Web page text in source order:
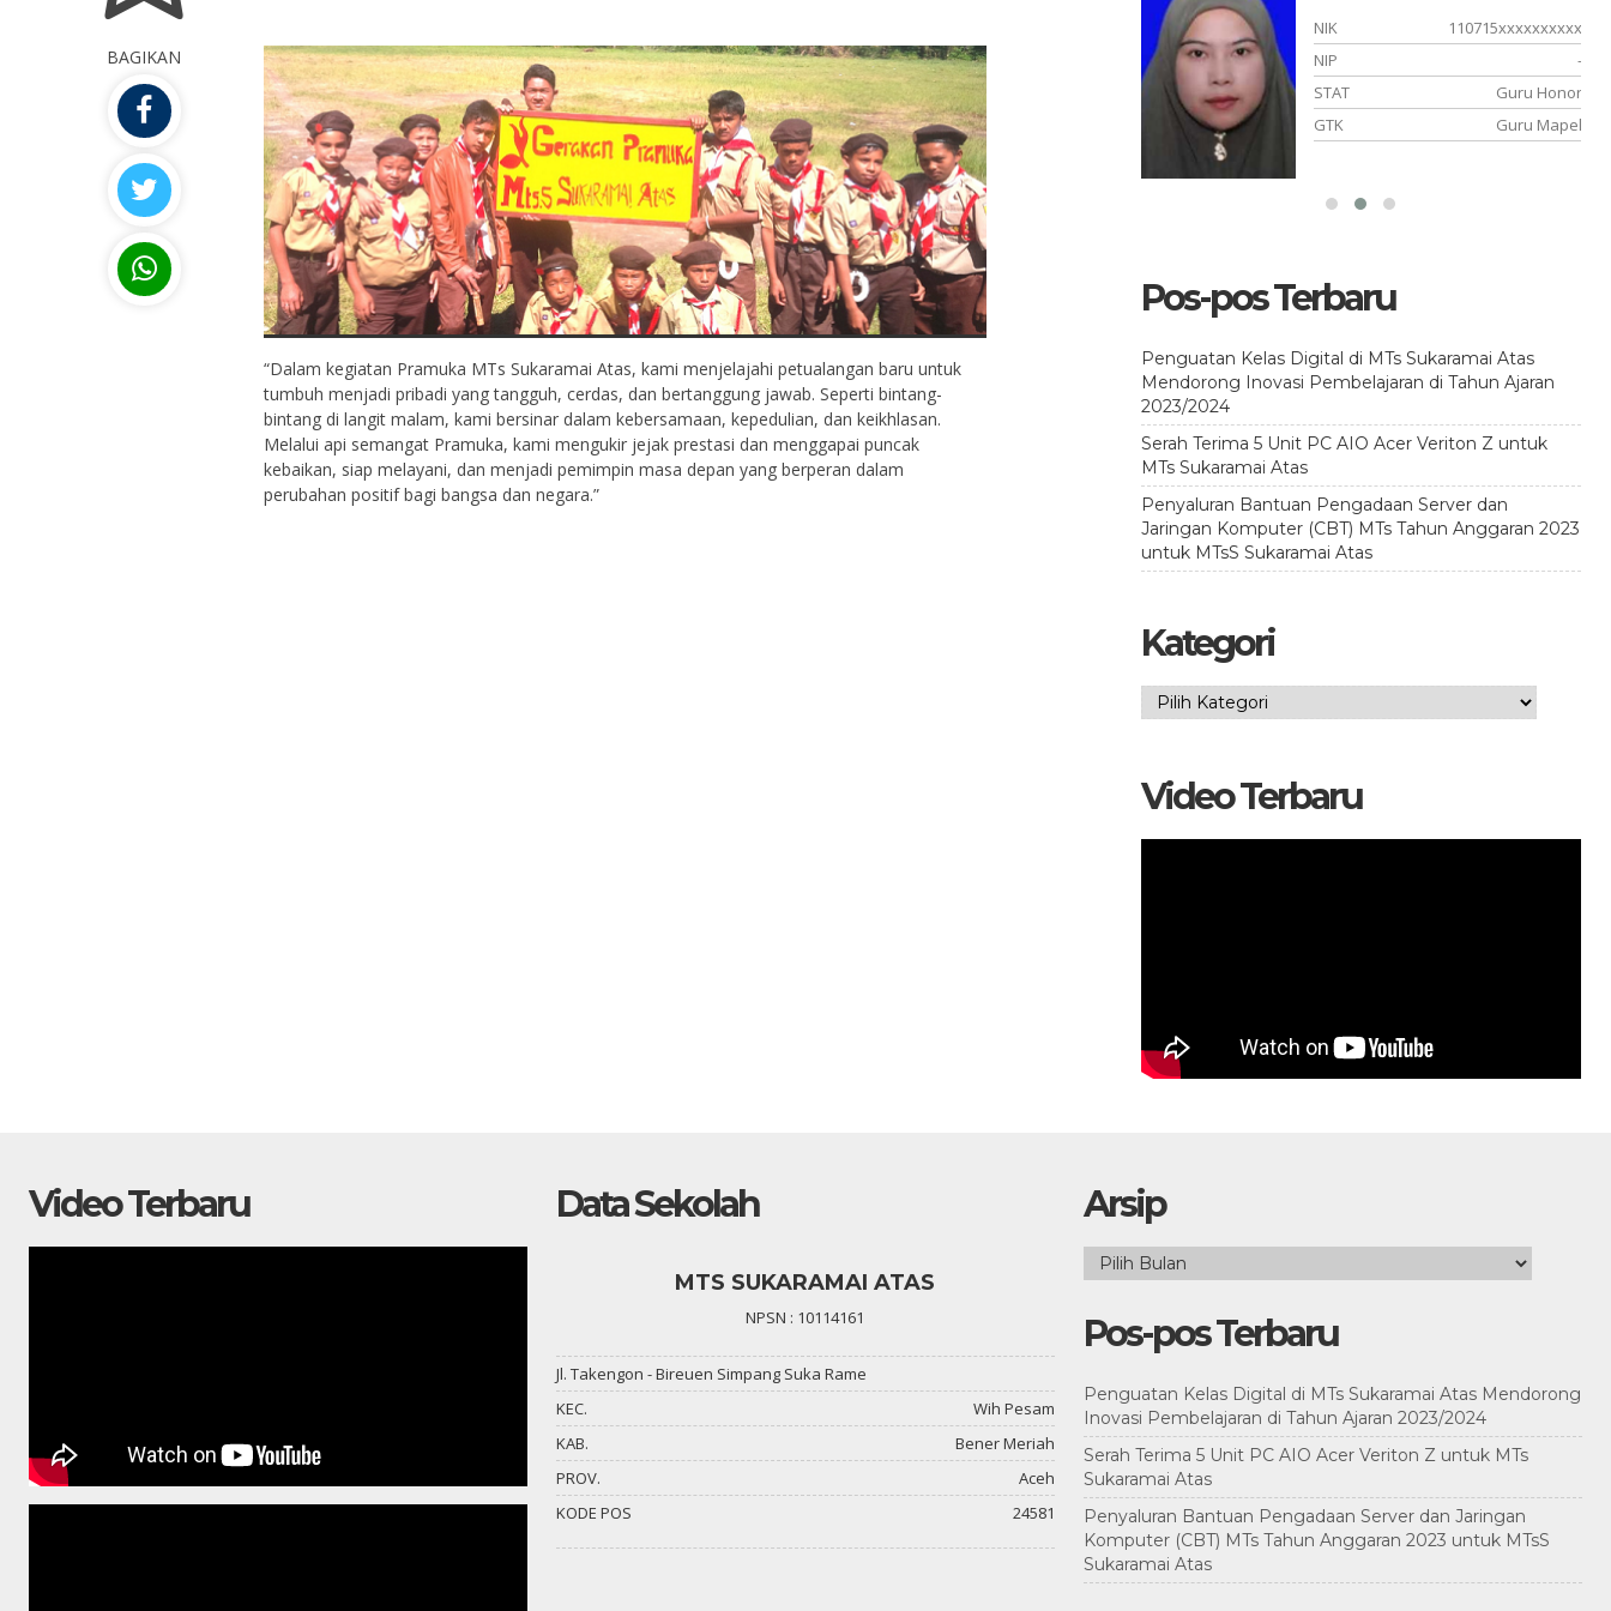
BAGIKAN
“Dalam kegiatan Pramuka MTs Sukaramai Atas, kami menjelajahi petualangan baru untuk
tumbuh menjadi pribadi yang tangguh, cerdas, dan bertanggung jawab. Seperti bintang-
bintang di langit malam, kami bersinar dalam kebersamaan, kepedulian, dan keikhlasan.
Melalui api semangat Pramuka, kami mengukir jejak prestasi dan menggapai puncak
kebaikan, siap melayani, dan menjadi pemimpin masa depan yang berperan dalam
perubahan positif bagi bangsa dan negara.”
Guru Honor
Guru Mapel
NIP
-
STAT
Guru Honor Inpassing
GTK
Guru Mapel
NIP
STAT
GTK
NIK
110715xxxxxxxxxx
NIP
-
STAT
Guru Honor
GTK
Guru Mapel
Pos-pos Terbaru
Penguatan Kelas Digital di MTs Sukaramai Atas
Mendorong Inovasi Pembelajaran di Tahun Ajaran
2023/2024
Serah Terima 5 Unit PC AIO Acer Veriton Z untuk
MTs Sukaramai Atas
Penyaluran Bantuan Pengadaan Server dan
Jaringan Komputer (CBT) MTs Tahun Anggaran 2023
untuk MTsS Sukaramai Atas
Kategori
Kategori
Video Terbaru
Video Terbaru Data Sekolah
MTS SUKARAMAI ATAS
NPSN : 10114161
Jl. Takengon - Bireuen Simpang Suka Rame
KEC.
Wih Pesam
KAB.
Bener Meriah
PROV.
Aceh
KODE POS
24581
Arsip
Arsip
Pos-pos Terbaru
Penguatan Kelas Digital di MTs Sukaramai Atas Mendorong
Inovasi Pembelajaran di Tahun Ajaran 2023/2024
Serah Terima 5 Unit PC AIO Acer Veriton Z untuk MTs
Sukaramai Atas
Penyaluran Bantuan Pengadaan Server dan Jaringan
Komputer (CBT) MTs Tahun Anggaran 2023 untuk MTsS
Sukaramai Atas